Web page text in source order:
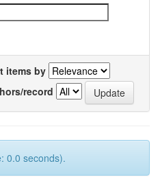
items by
record
0.0 seconds).